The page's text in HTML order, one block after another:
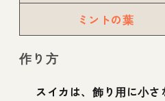
ミントの葉
作り方
スイカは、飾り用に小